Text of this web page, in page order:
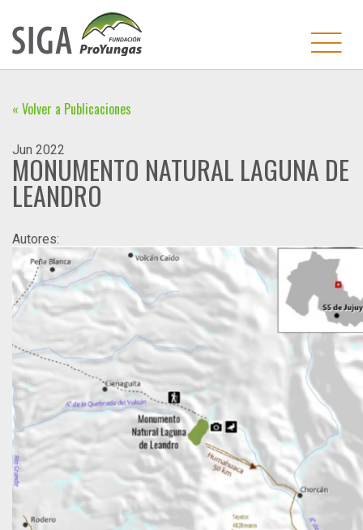
« Volver a Publicaciones
Jun 2022
MONUMENTO NATURAL LAGUNA DE
LEANDRO
Autores: